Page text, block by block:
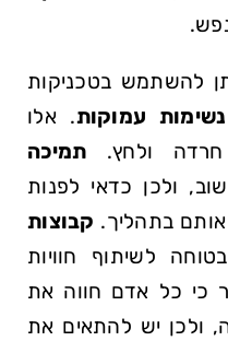
להשתמש בטכניקות
נשימות עמוקות. אלו
⁣חרדה ולחץ. תמיכה
ולכן כדאי לפנות
בתהליך. קבוצות
לשיתוף חוויות
כי כל⁢ אדם חווה⁤ את
ולכן‌ יש להתאים את